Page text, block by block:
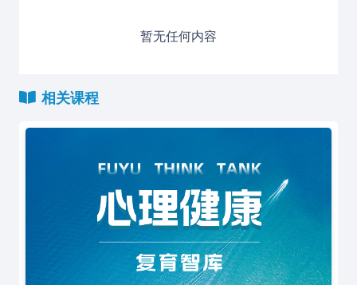
暂无任何内容
相关课程